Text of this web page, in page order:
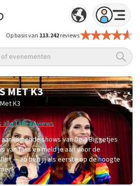
Op basis van 113.242reviews
evenementen
MET K3
K3
alle 118+ reviews
shows van De 3 Biggetjes
van fans en meld je aan voor de
— zo ben jij als eerste op de hoogte